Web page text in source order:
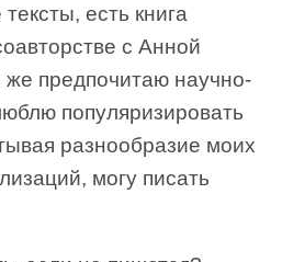
есть книга
с Анной
предпочитаю научно-
популяризировать
разнообразие моих
могу писать